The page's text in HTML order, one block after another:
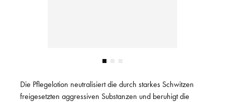
Die Pflegelotion neutralisiert die durch starkes Schwitzen
freigesetzten aggressiven Substanzen und beruhigt die